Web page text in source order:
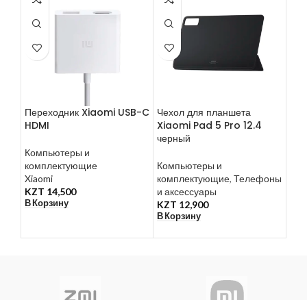
Переходник Xiaomi USB-C
HDMI
Компьютеры и
комплектующие
Xiaomi
KZT 14,500
В Корзину
Чехол для планшета
Xiaomi Pad 5 Pro 12.4
черный
Компьютеры и
комплектующие, Телефоны
и аксессуары
KZT 12,900
В Корзину